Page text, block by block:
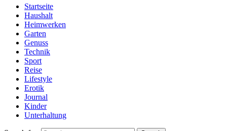
Startseite
Haushalt
Heimwerken
Garten
Genuss
Technik
Sport
Reise
Lifestyle
Erotik
Journal
Kinder
Unterhaltung